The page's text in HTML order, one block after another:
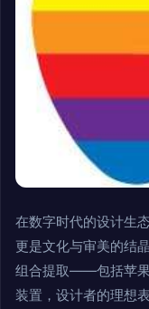
在数字时代的设计生
更是文化与审美的结
组合提取——包括苹果
装置，设计者的理想